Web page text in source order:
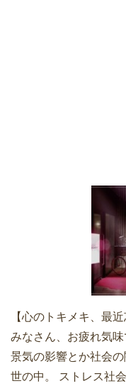
【心のトキメキ、最
みなさん、お疲れ気
景気の影響とか社会
世の中。 ストレス社